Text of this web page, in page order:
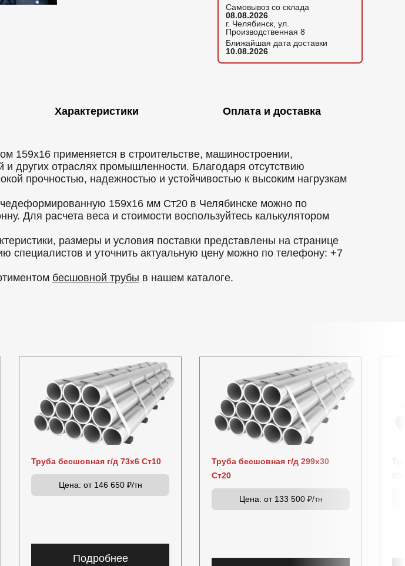
Самовывоз со склада
08.08.2026
г. Челябинск, ул.
Производственная 8
Ближайшая дата доставки
10.08.2026
Характеристики Оплата и доставка
159x16 применяется в строительстве, машиностроении,
и других отраслях промышленности. Благодаря отсутствию
прочностью, надежностью и устойчивостью к высоким нагрузкам
159x16 мм Ст20 в Челябинске можно по
Для расчета веса и стоимости воспользуйтесь калькулятором
размеры и условия поставки представлены на странице
специалистов и уточнить актуальную цену можно по телефону: +7
бесшовной трубы в нашем каталоге.
Труба бесшовная г/д 73х6 Ст10
Цена: от 146 650 ₽/тн
Подробнее
Труба бесшовная г/д 299х30
Ст20
Цена: от 133 500 ₽/тн